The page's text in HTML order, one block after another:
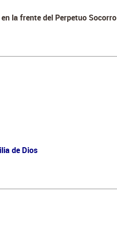
la frente del Perpetuo Socorro
de Dios